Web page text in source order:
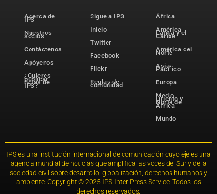
Acerca de
IPS
Nuestros
socios
Contáctenos
Apóyenos
¿Quieres
publicar
notas de
IPS?
Sigue a IPS
Inicio
Twitter
Facebook
Flickr
Reglas de
comunidad
África
América
Latina y el
Caribe
América del
Norte
Asia-
Pacífico
Europa
Medio
Oriente y
Norte de
África
Mundo
IPS es una institución internacional de comunicación cuyo eje es una
agencia mundial de noticias que amplifica las voces del Sur y de la
sociedad civil sobre desarrollo, globalización, derechos humanos y
ambiente. Copyright © 2025 IPS-Inter Press Service. Todos los
derechos reservados.